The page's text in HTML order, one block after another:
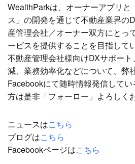
WealthParkは、オーナーアプリと
ス」の開発を通じて不動産業界の
産管理会社／オーナー双方にとっ
ービスを提供することを目指して
不動産管理会社様向けDXサポー
減、業務効率化などについて、弊
Facebookにて随時情報発信して
方は是非「フォーロー」よろしく
ニュースはこちら
ブログはこちら
Facebookページはこちら